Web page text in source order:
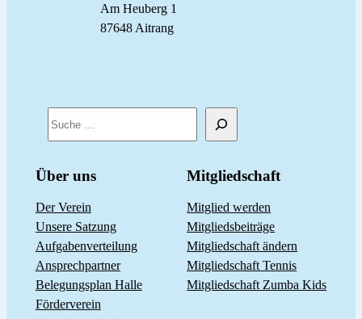
Am Heuberg 1
87648 Aitrang
S
u
e
n
Über uns
Der Verein
Unsere Satzung
Aufgabenverteilung
Ansprechpartner
Belegungsplan Halle
Förderverein
Mitgliedschaft
Mitglied werden
Mitgliedsbeiträge
Mitgliedschaft ändern
Mitgliedschaft Tennis
Mitgliedschaft Zumba Kids